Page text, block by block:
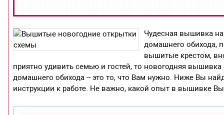
Чудесная вышивка
домашнего обихода,
вышитые крестом,
приятно удивить семью и гостей, то новогодняя вышивка
домашнего обихода – это то, что Вам нужно. Ниже Вы
инструкции к работе. Не важно, какой опыт в вышивке